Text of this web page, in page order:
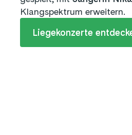
Klangspektrum erweitern.
Liegekonzerte